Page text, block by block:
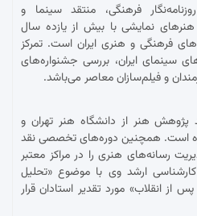
فرهنگی، منتقد سینما و
نمایشی با بیش از یازده سال
فرهنگی و هنری ایران است. تمرکز
سینمای ایران، بررسی جشنواره‌های
و فیلم‌سازان معاصر می‌باشد.
پژوهش هنر از دانشگاه هنر تهران و
است. همچنین دوره‌های تخصصی نقد
رسانه‌های هنری را در مراکز معتبر
کارشناسی ارشد وی با موضوع «تحلیل
از انقلاب» مورد تقدیر استادان قرار